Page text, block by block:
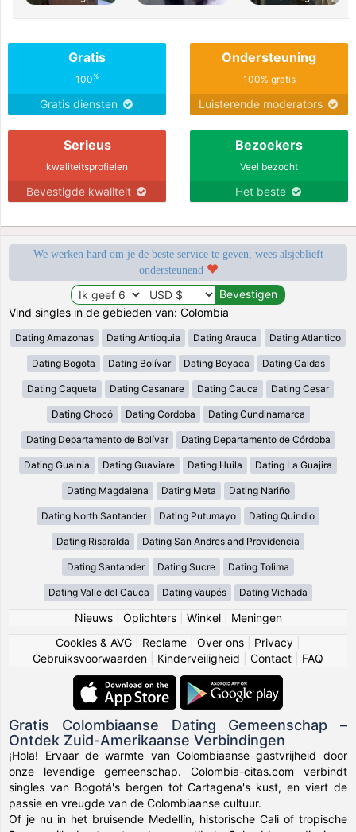
Gratis
100%
Gratis diensten
Ondersteuning
100% gratis
Luisterende moderators
Serieus
kwaliteitsprofielen
Bevestigde kwaliteit
Bezoekers
Veel bezocht
Het beste
We werken hard om je de beste service te geven, wees alsjeblieft
ondersteunend
Vind singles in de gebieden van: Colombia
Dating Amazonas Dating Antioquia Dating Arauca Dating Atlantico
Dating Bogota Dating Bolívar Dating Boyaca Dating Caldas
Dating Caqueta Dating Casanare Dating Cauca Dating Cesar
Dating Chocó Dating Cordoba Dating Cundinamarca
Dating Departamento de Bolívar Dating Departamento de Córdoba
Dating Guainia Dating Guaviare Dating Huila Dating La Guajira
Dating Magdalena Dating Meta Dating Nariño
Dating North Santander Dating Putumayo Dating Quindio
Dating Risaralda Dating San Andres and Providencia
Dating Santander Dating Sucre Dating Tolima
Dating Valle del Cauca Dating Vaupés Dating Vichada
Nieuws| Oplichters| Winkel| Meningen
Cookies & AVG
Reclame Over ons Privacy
Gebruiksvoorwaarden
Kinderveiligheid Contact FAQ
Gratis Colombiaanse Dating Gemeenschap –
Ontdek Zuid-Amerikaanse Verbindingen
¡Hola! Ervaar de warmte van Colombiaanse gastvrijheid door
onze levendige gemeenschap. Colombia-citas.com verbindt
singles van Bogotá's bergen tot Cartagena's kust, en viert de
passie en vreugde van de Colombiaanse cultuur.
Of je nu in het bruisende Medellín, historische Cali of tropische